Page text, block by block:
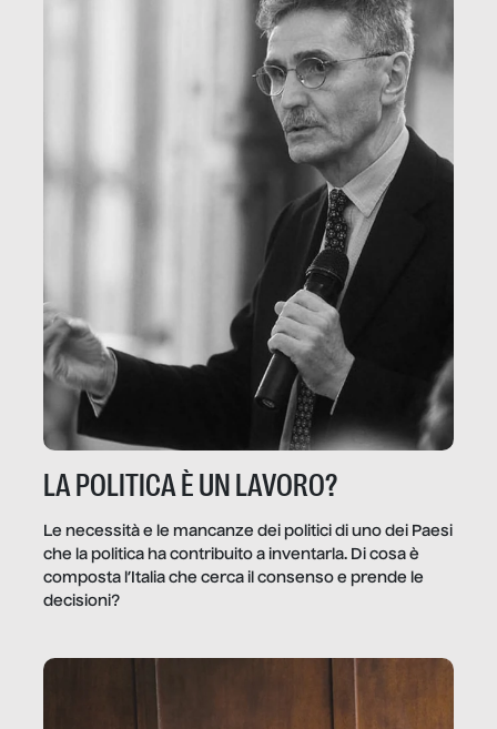
LA POLITICA È UN LAVORO?
Le necessità e le mancanze dei politici di uno dei Paesi
che la politica ha contribuito a inventarla. Di cosa è
composta l’Italia che cerca il consenso e prende le
decisioni?